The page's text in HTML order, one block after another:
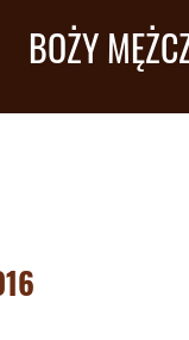
BOŻY